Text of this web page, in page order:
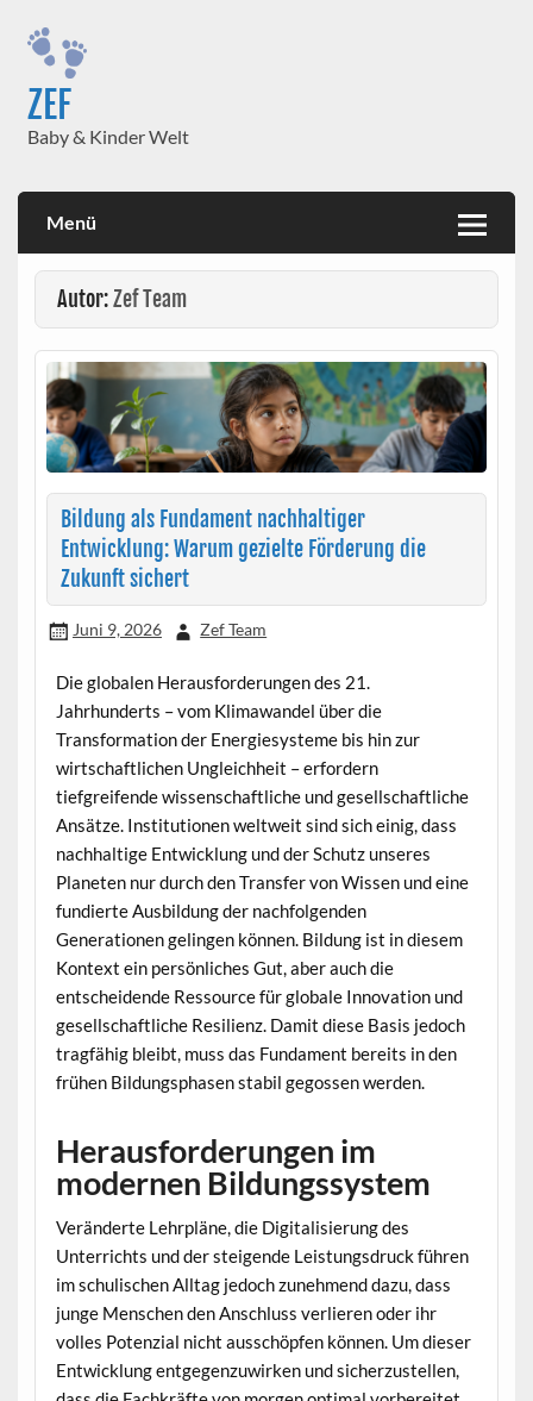
content
ZEF
Baby & Kinder Welt
Menü
Autor:Zef Team
Bildung als Fundament nachhaltiger
Entwicklung: Warum gezielte Förderung die
Zukunft sichert
Juni 9, 2026 Zef Team
Die globalen Herausforderungen des 21.
Jahrhunderts – vom Klimawandel über die
Transformation der Energiesysteme bis hin zur
wirtschaftlichen Ungleichheit – erfordern
tiefgreifende wissenschaftliche und gesellschaftliche
Ansätze. Institutionen weltweit sind sich einig, dass
nachhaltige Entwicklung und der Schutz unseres
Planeten nur durch den Transfer von Wissen und eine
fundierte Ausbildung der nachfolgenden
Generationen gelingen können. Bildung ist in diesem
Kontext ein persönliches Gut, aber auch die
entscheidende Ressource für globale Innovation und
gesellschaftliche Resilienz. Damit diese Basis jedoch
tragfähig bleibt, muss das Fundament bereits in den
frühen Bildungsphasen stabil gegossen werden.
Herausforderungen im
modernen Bildungssystem
Veränderte Lehrpläne, die Digitalisierung des
Unterrichts und der steigende Leistungsdruck führen
im schulischen Alltag jedoch zunehmend dazu, dass
junge Menschen den Anschluss verlieren oder ihr
volles Potenzial nicht ausschöpfen können. Um dieser
Entwicklung entgegenzuwirken und sicherzustellen,